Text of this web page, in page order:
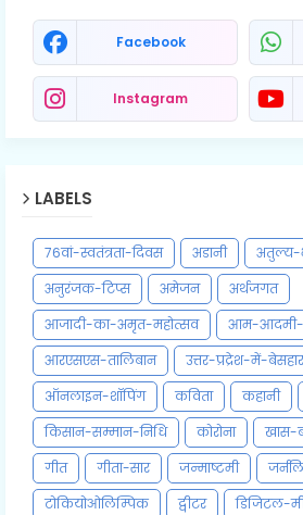
Facebook
Instagram
LABELS
76वां-स्वतंत्रता-दिवस अडानी
अतुल्य-
अनुरंजक-टिप्स
अमेजन
अर्थजगत
आजादी-का-अमृत-महोत्सव
आम-आदमी-
आरएसएस-तालिबान
उत्तर-प्रद्रेश-में-
ऑनलाइन-शॉपिंग
कविता कहानी
किसान-सम्मान-निधि
कोरोना खास-
गीत
गीता-सार जन्माष्टमी
टोकियोओलिम्पिक
ट्वीटर डिजिटल-